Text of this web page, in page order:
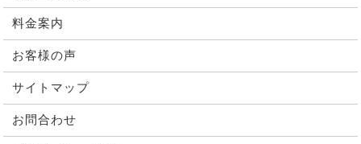
料金案内
お客様の声
サイトマップ
お問合わせ